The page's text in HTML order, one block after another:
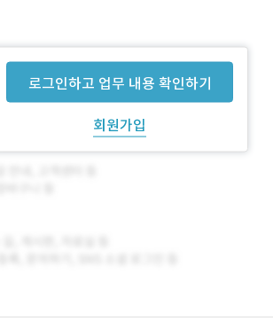
로그인하고 업무 내용 확인하기
회원가입